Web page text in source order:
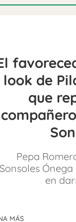
look de
que
Pepa
en
MÁS